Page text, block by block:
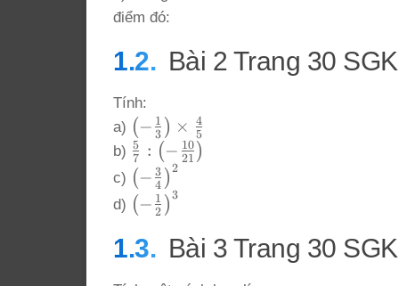
\frac{3}
điểm đó:
Bài 2 Trang 30
Tính:
a) \left(-
\frac{1}
{3}\right)
\times
\frac{4}
(− 3
1 ) × 5
4
b) \frac{5}
{7} : \left(-
\frac{10}
{21}\right)
7
5 : (− 21
10 )
c) \left(-
\frac{3}
{4}\right)^2
(− 4
3 )2
d) \left(-
\frac{1}
{2}\right)^3
(− 2
1 )3
Bài 3 Trang 30